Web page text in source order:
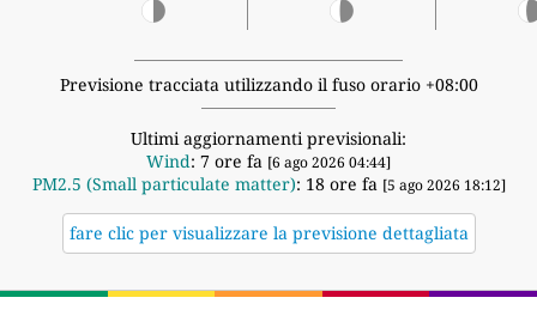
Previsione tracciata utilizzando il fuso orario +08:00
Ultimi aggiornamenti previsionali:
Wind: 7 ore fa [6 ago 2026 04:44]
PM2.5 (Small particulate matter): 18 ore fa [5 ago 2026 18:12]
fare clic per visualizzare la previsione dettagliata